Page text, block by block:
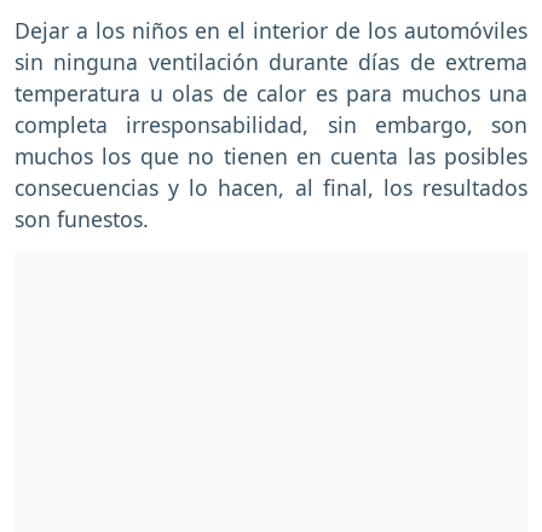
Dejar a los niños en el interior de los automóviles
sin ninguna ventilación durante días de extrema
temperatura u olas de calor es para muchos una
completa irresponsabilidad, sin embargo, son
muchos los que no tienen en cuenta las posibles
consecuencias y lo hacen, al final, los resultados
son funestos.